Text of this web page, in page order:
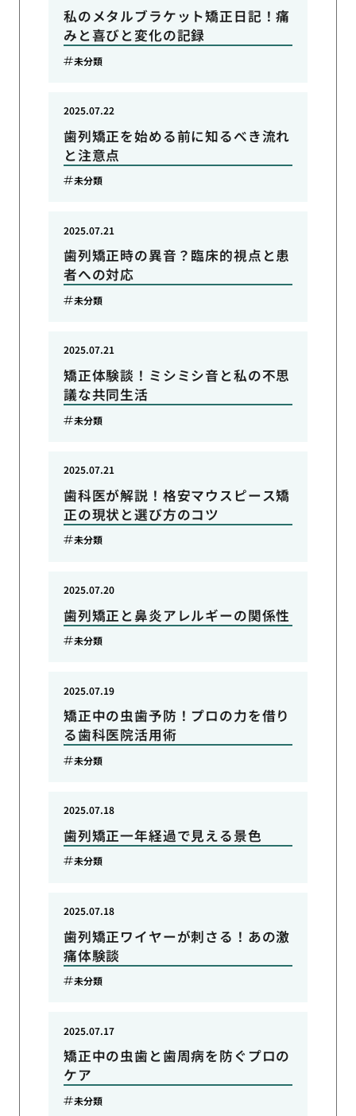
私のメタルブラケット矯正日記！痛
みと喜びと変化の記録
未分類
歯列矯正を始める前に知るべき流れ
と注意点
2025.07.22
未分類
歯列矯正時の異音？臨床的視点と患
者への対応
2025.07.21
未分類
矯正体験談！ミシミシ音と私の不思
議な共同生活
2025.07.21
未分類
歯科医が解説！格安マウスピース矯
正の現状と選び方のコツ
2025.07.21
未分類
歯列矯正と鼻炎アレルギーの関係性
2025.07.20
未分類
矯正中の虫歯予防！プロの力を借り
る歯科医院活用術
2025.07.19
未分類
歯列矯正一年経過で見える景色
2025.07.18
未分類
歯列矯正ワイヤーが刺さる！あの激
痛体験談
2025.07.18
未分類
矯正中の虫歯と歯周病を防ぐプロの
ケア
2025.07.17
未分類